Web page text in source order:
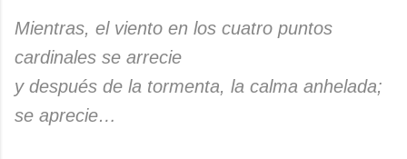
Mientras, el viento en los cuatro puntos
cardinales se arrecie
y después de la tormenta, la calma anhelada;
se aprecie…